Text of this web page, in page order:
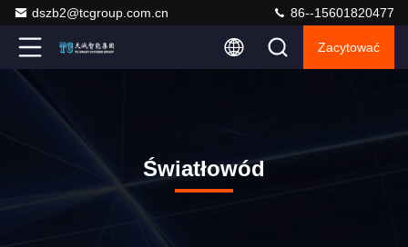
dszb2@tcgroup.com.cn 86--15601820477
Zacytować
Światłowód